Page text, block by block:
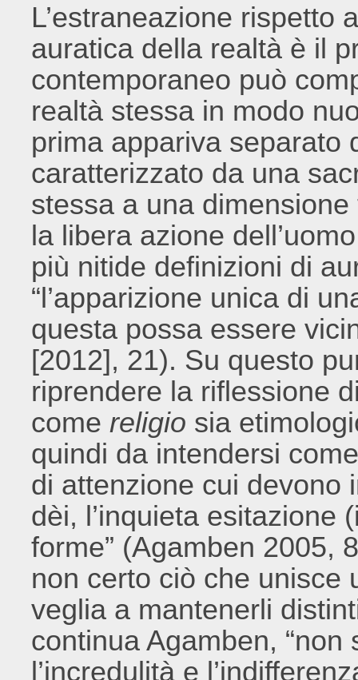
L’estraneazione rispetto
auratica della realtà è il
contemporaneo può
realtà stessa in modo
prima appariva separato
caratterizzato da una
stessa a una
la libera azione
più nitide definizioni di
“l’apparizione unica di
questa possa essere
[2012], 21). Su questo
riprendere la riflessione
comereligio sia
quindi da intendersi
di attenzione cui devono
dèi, l’inquieta esitazione
forme” (Agamben 2005,
non certo ciò che unisce
veglia a mantenerli
continua Agamben,
l’incredulità e